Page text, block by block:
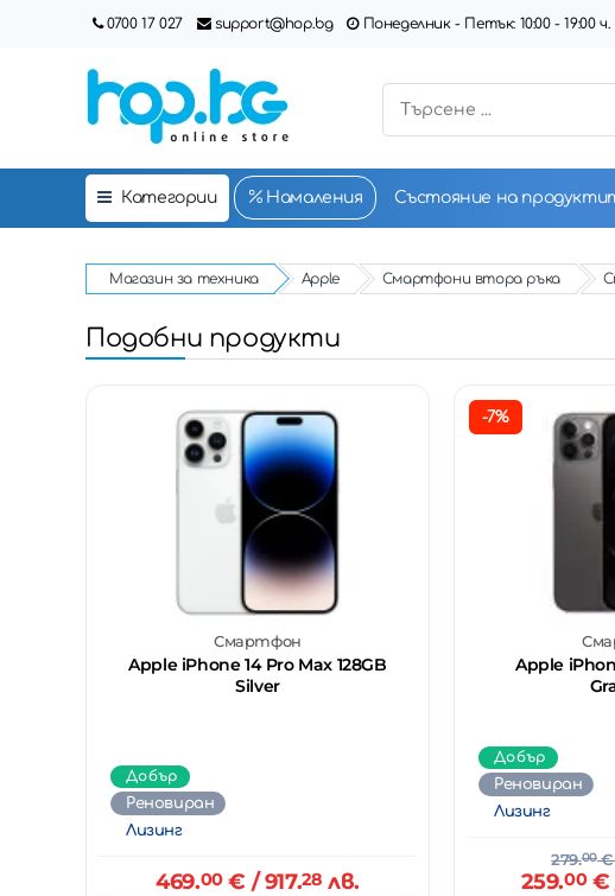
0700 17 027 support@hop.bg Понеделник - Петък: 10:00 - 19:00
Категории Намаления Състояние на
Магазин за техника Apple Смартфони втора ръка
Подобни продукти
Смартфон
Apple iPhone 14 Pro Max 128GB
Silver
Добър
Реновиран
Лизинг
469.00€ / 917.28 лв.
-7%
Apple
Добър
Реновиран
Лизинг
279.00€
259.00€